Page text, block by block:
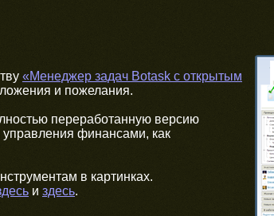
«Менеджер задач Botask с открытым
и пожелания.
переработанную версию
финансами, как
в картинках.
и здесь.